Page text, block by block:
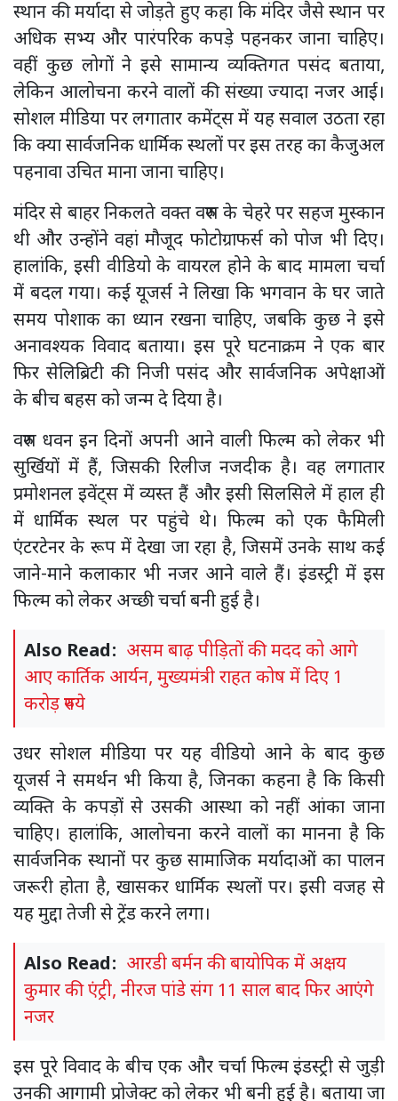
स्थान की मर्यादा से जोड़ते हुए कहा कि मंदिर जैसे स्थान पर
अधिक सभ्य और पारंपरिक कपड़े पहनकर जाना चाहिए।
वहीं कुछ लोगों ने इसे सामान्य व्यक्तिगत पसंद बताया,
लेकिन आलोचना करने वालों की संख्या ज्यादा नजर आई।
सोशल मीडिया पर लगातार कमेंट्स में यह सवाल उठता रहा
कि क्या सार्वजनिक धार्मिक स्थलों पर इस तरह का कैजुअल
पहनावा उचित माना जाना चाहिए।
मंदिर से बाहर निकलते वक्त वरुण के चेहरे पर सहज मुस्कान
थी और उन्होंने वहां मौजूद फोटोग्राफर्स को पोज भी दिए।
हालांकि, इसी वीडियो के वायरल होने के बाद मामला चर्चा
में बदल गया। कई यूजर्स ने लिखा कि भगवान के घर जाते
समय पोशाक का ध्यान रखना चाहिए, जबकि कुछ ने इसे
अनावश्यक विवाद बताया। इस पूरे घटनाक्रम ने एक बार
फिर सेलिब्रिटी की निजी पसंद और सार्वजनिक अपेक्षाओं
के बीच बहस को जन्म दे दिया है।
वरुण धवन इन दिनों अपनी आने वाली फिल्म को लेकर भी
सुर्खियों में हैं, जिसकी रिलीज नजदीक है। वह लगातार
प्रमोशनल इवेंट्स में व्यस्त हैं और इसी सिलसिले में हाल ही
में धार्मिक स्थल पर पहुंचे थे। फिल्म को एक फैमिली
एंटरटेनर के रूप में देखा जा रहा है, जिसमें उनके साथ कई
जाने-माने कलाकार भी नजर आने वाले हैं। इंडस्ट्री में इस
फिल्म को लेकर अच्छी चर्चा बनी हुई है।
Also Read: असम बाढ़ पीड़ितों की मदद को आगे
आए कार्तिक आर्यन, मुख्यमंत्री राहत कोष में दिए 1
करोड़ रुपये
उधर सोशल मीडिया पर यह वीडियो आने के बाद कुछ
यूजर्स ने समर्थन भी किया है, जिनका कहना है कि किसी
व्यक्ति के कपड़ों से उसकी आस्था को नहीं आंका जाना
चाहिए। हालांकि, आलोचना करने वालों का मानना है कि
सार्वजनिक स्थानों पर कुछ सामाजिक मर्यादाओं का पालन
जरूरी होता है, खासकर धार्मिक स्थलों पर। इसी वजह से
यह मुद्दा तेजी से ट्रेंड करने लगा।
Also Read: आरडी बर्मन की बायोपिक में अक्षय
कुमार की एंट्री, नीरज पांडे संग 11 साल बाद फिर आएंगे
नजर
इस पूरे विवाद के बीच एक और चर्चा फिल्म इंडस्ट्री से जुड़ी
उनकी आगामी प्रोजेक्ट को लेकर भी बनी हुई है। बताया जा